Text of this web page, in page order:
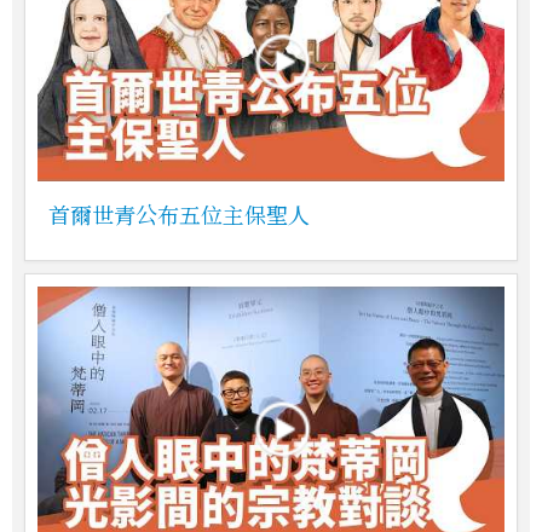
首爾世青公布五位主保聖人